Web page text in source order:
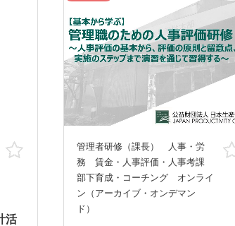
お気に入り
活
管理者研修（課長） 人事・労
務 賃金・人事評価・人事考課
部下育成・コーチング オンライ
ン（アーカイブ・オンデマン
ド）